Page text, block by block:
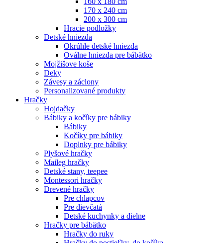
170 x 240 cm
200 x 300 cm
Hracie podložky
Detské hniezda
Okrúhle detské hniezda
Oválne hniezda pre bábätko
Mojžišove koše
Deky
Závesy a záclony
Personalizované produkty
Hračky
Hojdačky
Bábiky a kočíky pre bábiky
Bábiky
Kočíky pre bábiky
Doplnky pre bábiky
Plyšové hračky
Maileg hračky
Detské stany, teepee
Montessori hračky
Drevené hračky
Pre chlapcov
Pre dievčatá
Detské kuchynky a dielne
Hračky pre bábätko
Hračky do ruky